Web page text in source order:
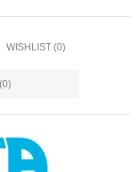
WISHLIST (0)
(0)